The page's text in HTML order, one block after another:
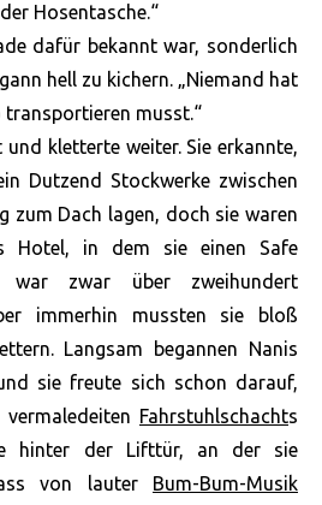
Hosentasche.“
dafür bekannt war, sonderlich
hell zu kichern. „Niemand hat
transportieren musst.“
kletterte weiter. Sie erkannte,
Dutzend Stockwerke zwischen
zum Dach lagen, doch sie waren
Hotel, in dem sie einen Safe
war zwar über zweihundert
immerhin mussten sie bloß
Langsam begannen Nanis
sie freute sich schon darauf,
Fahrstuhlschachts
hinter der Lifttür, an der sie
von lauter Bum-Bum-Musik